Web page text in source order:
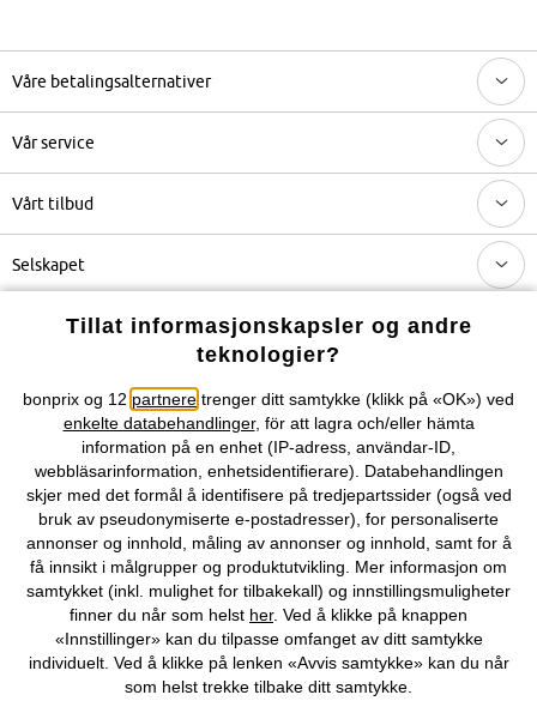
Våre betalingsalternativer
Vår service
Vårt tilbud
Selskapet
Topkategorier / Sesongvarer
Du kan også finne oss på
Kjøpsvilkår Personopplysninger Cookie-innstillinger
Om Oss Angre kjøp
©2026 bonprix.
Tillat informasjonskapsler og andre
teknologier?
bonprix og 12 partnere trenger ditt samtykke (klikk på «OK») ved
enkelte databehandlinger, för att lagra och/eller hämta
information på en enhet (IP-adress, användar-ID,
webbläsarinformation, enhetsidentifierare). Databehandlingen
skjer med det formål å identifisere på tredjepartssider (også ved
bruk av pseudonymiserte e-postadresser), for personaliserte
annonser og innhold, måling av annonser og innhold, samt for å
få innsikt i målgrupper og produktutvikling. Mer informasjon om
samtykket (inkl. mulighet for tilbakekall) og innstillingsmuligheter
finner du når som helst her. Ved å klikke på knappen
«Innstillinger» kan du tilpasse omfanget av ditt samtykke
individuelt. Ved å klikke på lenken «Avvis samtykke» kan du når
som helst trekke tilbake ditt samtykke.